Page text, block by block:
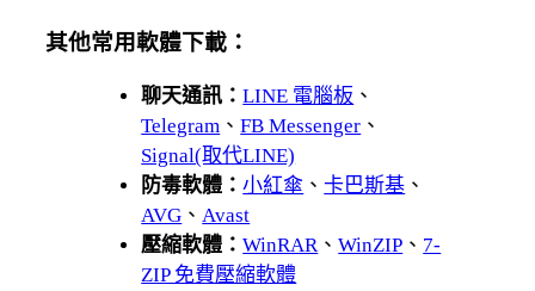
其他常用軟體下載：
聊天通訊：LINE 電腦板 、
Telegram 、FB Messenger 、
Signal(取代LINE)
防毒軟體：小紅傘 、卡巴斯基 、
AVG 、 Avast
壓縮軟體：WinRAR 、WinZIP 、 7-
ZIP 免費壓縮軟體